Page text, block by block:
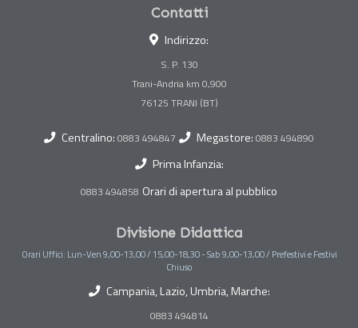
Contatti
Indirizzo:
S. P. 130
Trani-Andria km 0,900
Centralino: 0883 494847 Megastore: 0883 494890
Prima Infanzia:
0883 494858 Orari di apertura al pubblico
Divisione Didattica
Orari Uffici: Lun-Ven 9,00-13,00 / 15,00-18,30 - Sab 9,00-13,00 / Prefestivi e Festivi
Chiuso
Campania, Lazio, Umbria, Marche:
0883 494814